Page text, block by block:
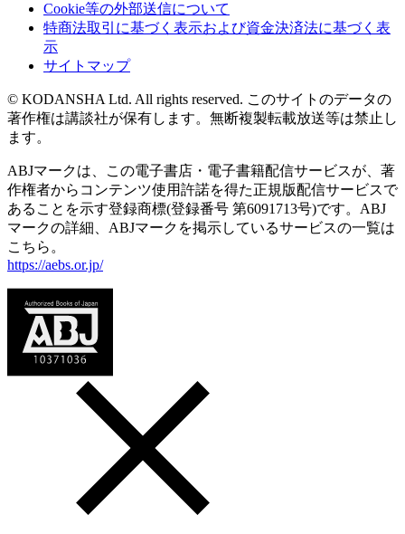
Cookie等の外部送信について
特商法取引に基づく表示および資金決済法に基づく表
示
サイトマップ
© KODANSHA Ltd. All rights reserved. このサイトのデータの
著作権は講談社が保有します。無断複製転載放送等は禁止し
ます。
ABJマークは、この電子書店・電子書籍配信サービスが、著
作権者からコンテンツ使用許諾を得た正規版配信サービスで
あることを示す登録商標(登録番号 第6091713号)です。ABJ
マークの詳細、ABJマークを掲示しているサービスの一覧は
こちら。
https://aebs.or.jp/